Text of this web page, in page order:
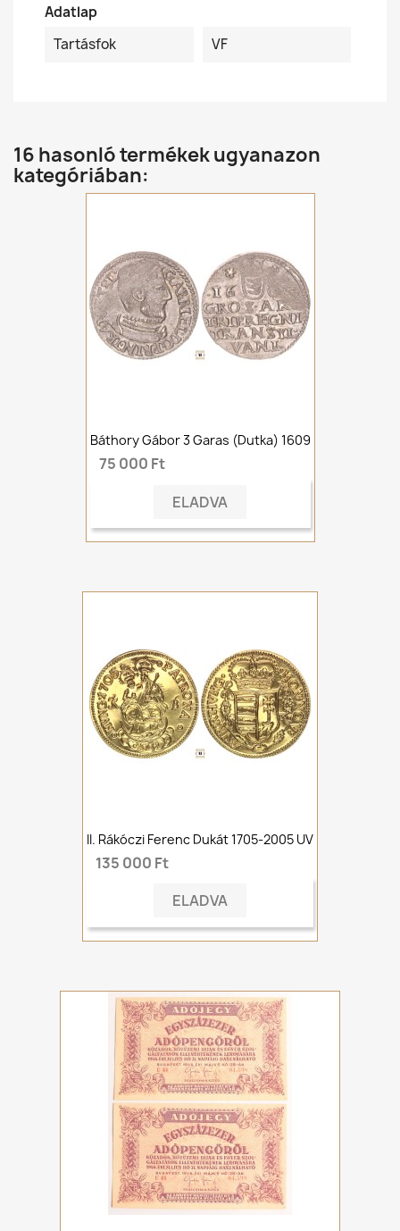
Adatlap
Tartásfok
VF
16 hasonló termékek ugyanazon
kategóriában:
Báthory Gábor 3 Garas (dutka) 1609
75 000 Ft
ELADVA
II. Rákóczi Ferenc Dukát 1705-2005 UV
135 000 Ft
ELADVA